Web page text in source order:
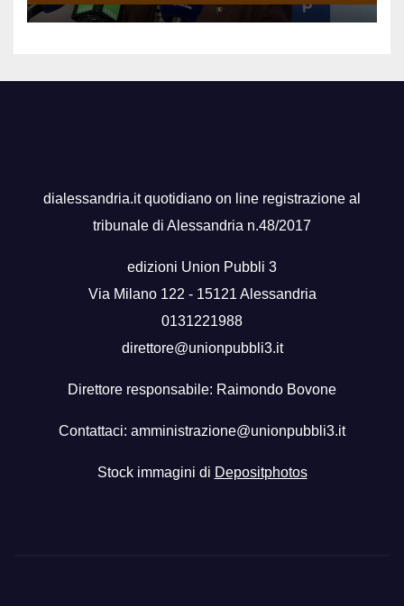
dialessandria.it quotidiano on line registrazione al
tribunale di Alessandria n.48/2017
edizioni Union Pubbli 3
Via Milano 122 - 15121 Alessandria
0131221988
direttore@unionpubbli3.it
Direttore responsabile: Raimondo Bovone
Contattaci: amministrazione@unionpubbli3.it
Stock immagini di Depositphotos